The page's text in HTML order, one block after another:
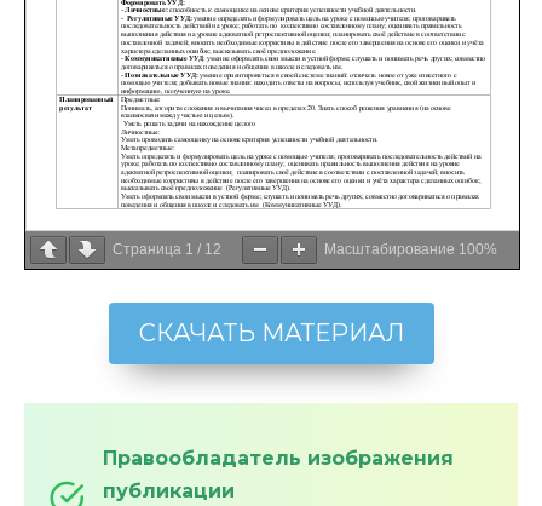
Страница 1 / 12 Масштабирование 100%
СКАЧАТЬ МАТЕРИАЛ
Правообладатель изображения
публикации